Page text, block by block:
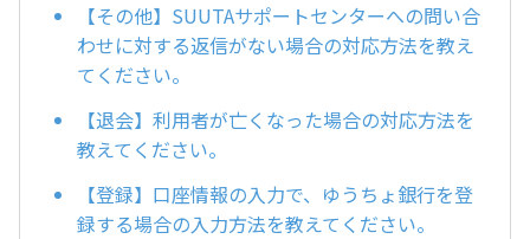
【その他】SUUTAサポートセンターへの問い合
わせに対する返信がない場合の対応方法を教え
てください。
【退会】利用者が亡くなった場合の対応方法を
教えてください。
【登録】口座情報の入力で、ゆうちょ銀行を登
録する場合の入力方法を教えてください。